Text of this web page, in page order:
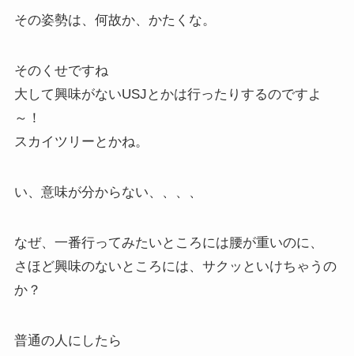
その姿勢は、何故か、かたくな。
そのくせですね
大して興味がないUSJとかは行ったりするのですよ
～！
スカイツリーとかね。
い、意味が分からない、、、、
なぜ、一番行ってみたいところには腰が重いのに、
さほど興味のないところには、サクッといけちゃうの
か？
普通の人にしたら